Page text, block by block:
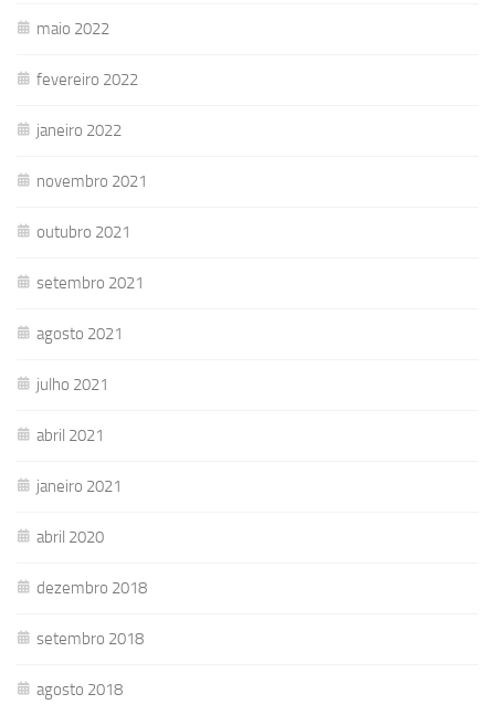
maio 2022
fevereiro 2022
janeiro 2022
novembro 2021
outubro 2021
setembro 2021
agosto 2021
julho 2021
abril 2021
janeiro 2021
abril 2020
dezembro 2018
setembro 2018
agosto 2018